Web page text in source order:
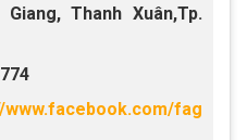
Thanh Xuân,Tp.
www.facebook.com/fag